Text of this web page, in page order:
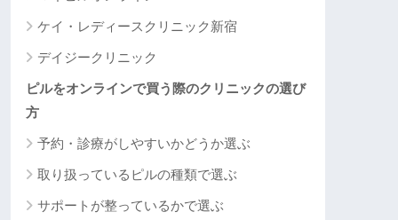
ケイ・レディースクリニック新宿
デイジークリニック
ピルをオンラインで買う際のクリニックの選び
方
予約・診療がしやすいかどうか選ぶ
取り扱っているピルの種類で選ぶ
サポートが整っているかで選ぶ